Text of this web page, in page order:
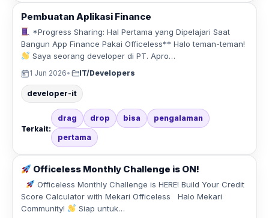
Pembuatan Aplikasi Finance
*Progress Sharing: Hal Pertama yang Dipelajari Saat
Bangun App Finance Pakai Officeless** Halo teman-teman!
Saya seorang developer di PT. Apro…
1 Jun 2026• IT/Developers
developer-it
Terkait:
drag drop bisa pengalaman
pertama
Officeless Monthly Challenge is ON!
Officeless Monthly Challenge is HERE! Build Your Credit
Score Calculator with Mekari Officeless Halo Mekari
Community!
Siap untuk…